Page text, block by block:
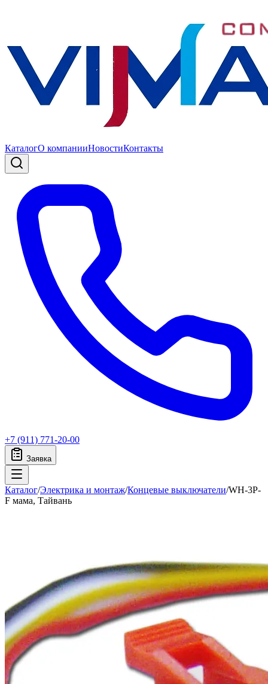
КаталогО компанииНовостиКонтакты
+7 (911) 771-20-00
Заявка
Каталог/Электрика и монтаж/Концевые выключатели/WH-3P-
F мама, Тайвань